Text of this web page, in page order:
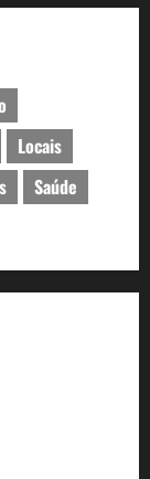
Locais
Saúde